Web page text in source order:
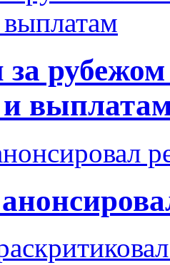
рубежом